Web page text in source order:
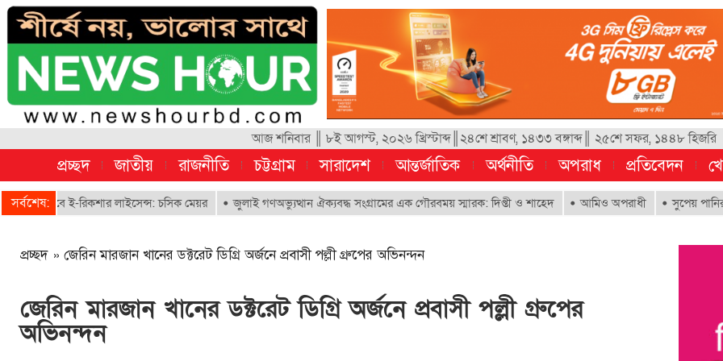
আজ শনিবার ║ ৮ই আগস্ট, ২০২৬ খ্রিস্টাব্দ║২৪শে শ্রাবণ, ১৪৩৩ বঙ্গাব্দ║ ২৫শে সফর, ১৪৪৮ হিজরি
প্রচ্ছদ জাতীয় রাজনীতি চট্টগ্রাম সারাদেশ আন্তর্জাতিক অর্থনীতি অপরাধ প্রতিবেদন
সর্বশেষ:
ই-রিকশার লাইসেন্স: চসিক মেয়র জুলাই গণঅভ্যুত্থান ঐক্যবদ্ধ সংগ্রামের এক গৌরবময় স্মারক: দিপ্তী ও শাহেদ আমিও অপরাধী সুপেয় পানির অধিকার
প্রচ্ছদ » জেরিন মারজান খানের ডক্টরেট ডিগ্রি অর্জনে প্রবাসী পল্লী গ্রুপের অভিনন্দন
জেরিন মারজান খানের ডক্টরেট ডিগ্রি অর্জনে প্রবাসী পল্লী গ্রুপের
অভিনন্দন